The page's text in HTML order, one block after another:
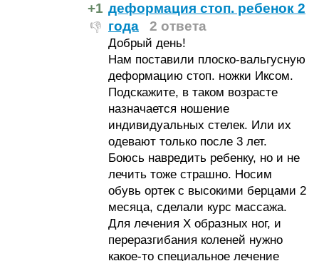
+1
👎
деформация стоп. ребенок 2
года
2 ответа
Добрый день!
Нам поставили плоско-вальгусную
деформацию стоп. ножки Иксом.
Подскажите, в таком возрасте
назначается ношение
индивидуальных стелек. Или их
одевают только после 3 лет.
Боюсь навредить ребенку, но и не
лечить тоже страшно. Носим
обувь ортек с высокими берцами 2
месяца, сделали курс массажа.
Для лечения Х образных ног, и
переразгибания коленей нужно
какое-то специальное лечение